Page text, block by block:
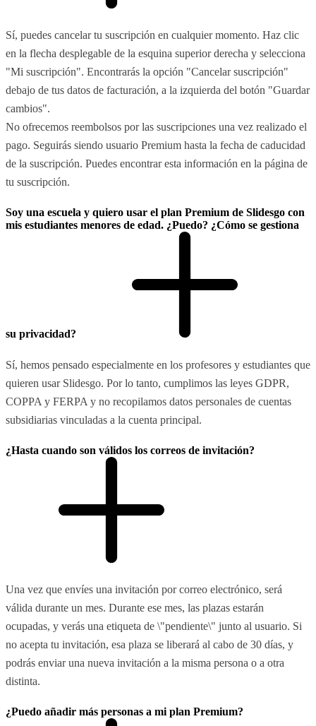
Sí, puedes cancelar tu suscripción en cualquier momento. Haz clic
en la flecha desplegable de la esquina superior derecha y selecciona
"Mi suscripción". Encontrarás la opción "Cancelar suscripción"
debajo de tus datos de facturación, a la izquierda del botón "Guardar
cambios".
No ofrecemos reembolsos por las suscripciones una vez realizado el
pago. Seguirás siendo usuario Premium hasta la fecha de caducidad
de la suscripción. Puedes encontrar esta información en la página de
tu suscripción.
Soy una escuela y quiero usar el plan Premium de Slidesgo con
mis estudiantes menores de edad. ¿Puedo? ¿Cómo se gestiona
su privacidad?
Sí, hemos pensado especialmente en los profesores y estudiantes que
quieren usar Slidesgo. Por lo tanto, cumplimos las leyes GDPR,
COPPA y FERPA y no recopilamos datos personales de cuentas
subsidiarias vinculadas a la cuenta principal.
¿Hasta cuando son válidos los correos de invitación?
Una vez que envíes una invitación por correo electrónico, será
válida durante un mes. Durante ese mes, las plazas estarán
ocupadas, y verás una etiqueta de \"pendiente\" junto al usuario. Si
no acepta tu invitación, esa plaza se liberará al cabo de 30 días, y
podrás enviar una nueva invitación a la misma persona o a otra
distinta.
¿Puedo añadir más personas a mi plan Premium?